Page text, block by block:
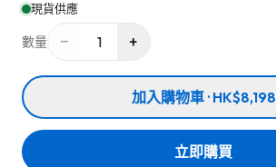
現貨供應
數量 − 1 +
加入購物車 · HK$8,198
立即購買